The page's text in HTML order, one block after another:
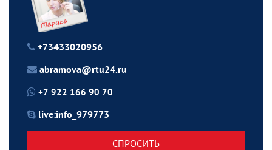
+73433020956
abramova@rtu24.ru
+7 922 166 90 70
live:info_979773
СПРОСИТЬ